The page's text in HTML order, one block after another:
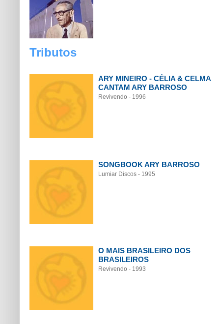
Tributos
ARY MINEIRO - CÉLIA & CELMA
CANTAM ARY BARROSO
Revivendo - 1996
SONGBOOK ARY BARROSO
Lumiar Discos - 1995
O MAIS BRASILEIRO DOS
BRASILEIROS
Revivendo - 1993